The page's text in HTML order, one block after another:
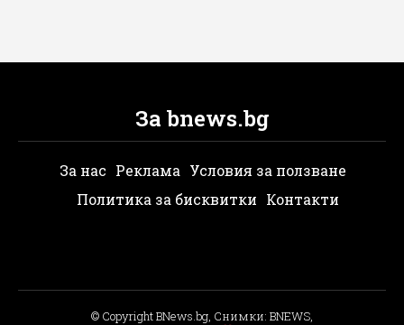
За bnews.bg
За нас Реклама Условия за ползване
Политика за бисквитки Контакти
© Copyright BNews.bg, Снимки: BNEWS,